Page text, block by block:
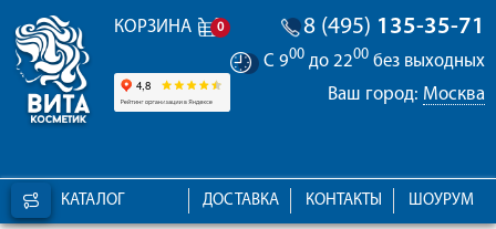
КОРЗИНА 0 8 (495) 135-35-71
С 900 до 2200 без выходных
Ваш город: Москва
КАТАЛОГ ШОУРУМ
КОНТАКТЫ
ДОСТАВКА